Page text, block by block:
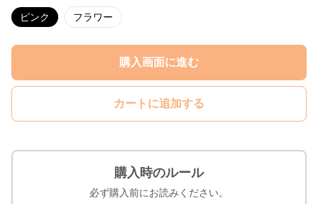
ピンク フラワー
購入画面に進む
カートに追加する
購入時のルール
必ず購入前にお読みください。